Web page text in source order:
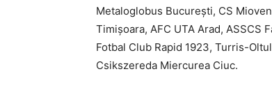
Metaloglobus Bucureşti, CS
Timişoara, AFC UTA Arad, ASSCS
Fotbal Club Rapid 1923, Turris-
Csikszereda Miercurea Ciuc.